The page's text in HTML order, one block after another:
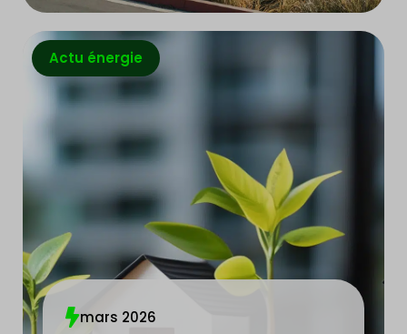
Actu énergie
mars 2026